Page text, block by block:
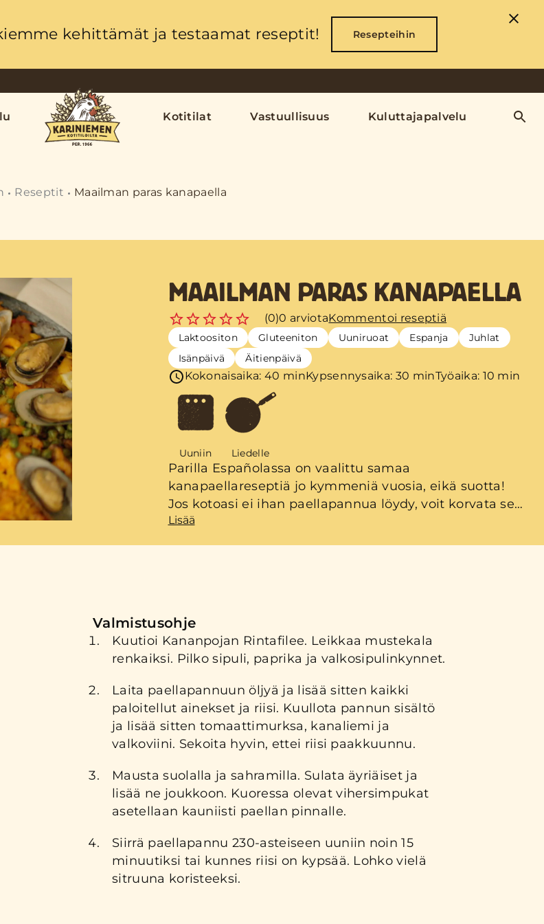
kehittämät ja testaamat reseptit! Resepteihin
Kotitilat Vastuullisuus Kuluttajapalvelu
Reseptit Maailman paras kanapaella
MAAILMAN PARAS KANAPAELLA
(0)0 arviotaKommentoi reseptiä
Laktoositon Gluteeniton Uuniruoat Espanja
Juhlat
Isänpäivä
Äitienpäivä
Kokonaisaika: 40 minKypsennysaika: 30 minTyöaika: 10 min
Uuniin Liedelle
Parilla Españolassa on vaalittu samaa
kanapaellareseptiä jo kymmeniä vuosia, eikä suotta!
Jos kotoasi ei ihan paellapannua löydy, voit korvata sen
jollain muulla hellan- ja uuninkestävällä astialla tai
Lisää
Valmistusohje
Kuutioi Kananpojan Rintafilee. Leikkaa mustekala
renkaiksi. Pilko sipuli, paprika ja valkosipulinkynnet.
Laita paellapannuun öljyä ja lisää sitten kaikki
paloitellut ainekset ja riisi. Kuullota pannun sisältö
ja lisää sitten tomaattimurksa, kanaliemi ja
valkoviini. Sekoita hyvin, ettei riisi paakkuunnu.
Mausta suolalla ja sahramilla. Sulata äyriäiset ja
lisää ne joukkoon. Kuoressa olevat vihersimpukat
asetellaan kauniisti paellan pinnalle.
Siirrä paellapannu 230-asteiseen uuniin noin 15
minuutiksi tai kunnes riisi on kypsää. Lohko vielä
sitruuna koristeeksi.